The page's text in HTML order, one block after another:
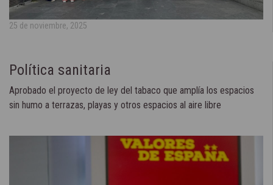
25 de noviembre, 2025
Política sanitaria
Aprobado el proyecto de ley del tabaco que amplía los espacios
sin humo a terrazas, playas y otros espacios al aire libre